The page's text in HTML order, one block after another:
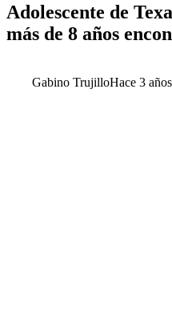
Adolescente de
más de 8 años
Gabino TrujilloHace 3 años